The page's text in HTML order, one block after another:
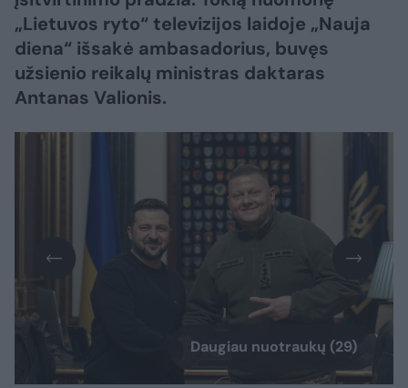
„Lietuvos ryto“ televizijos laidoje „Nauja
diena“ išsakė ambasadorius, buvęs
užsienio reikalų ministras daktaras
Antanas Valionis.
Daugiau nuotraukų (29)